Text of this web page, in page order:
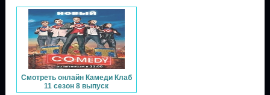
Смотреть онлайн Камеди Клаб
11 сезон 8 выпуск